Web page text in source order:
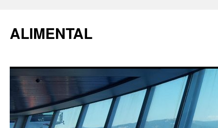
ALIMENTAL